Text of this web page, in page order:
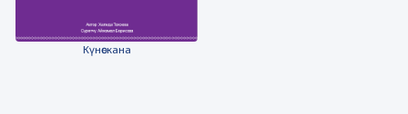
Күнөскана